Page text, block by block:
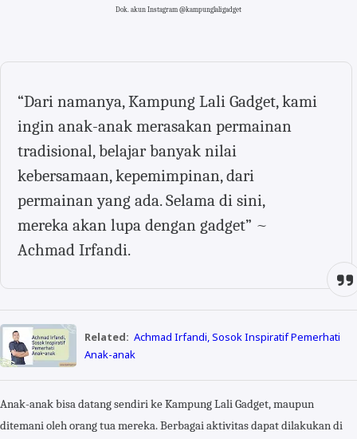
Dok. akun Instagram @kampunglaligadget
“Dari namanya, Kampung Lali Gadget, kami
ingin anak-anak merasakan permainan
tradisional, belajar banyak nilai
kebersamaan, kepemimpinan, dari
permainan yang ada. Selama di sini,
mereka akan lupa dengan gadget” ~
Achmad Irfandi.
Related: Achmad Irfandi, Sosok Inspiratif Pemerhati
Anak-anak
Anak-anak bisa datang sendiri ke Kampung Lali Gadget, maupun
ditemani oleh orang tua mereka. Berbagai aktivitas dapat dilakukan di